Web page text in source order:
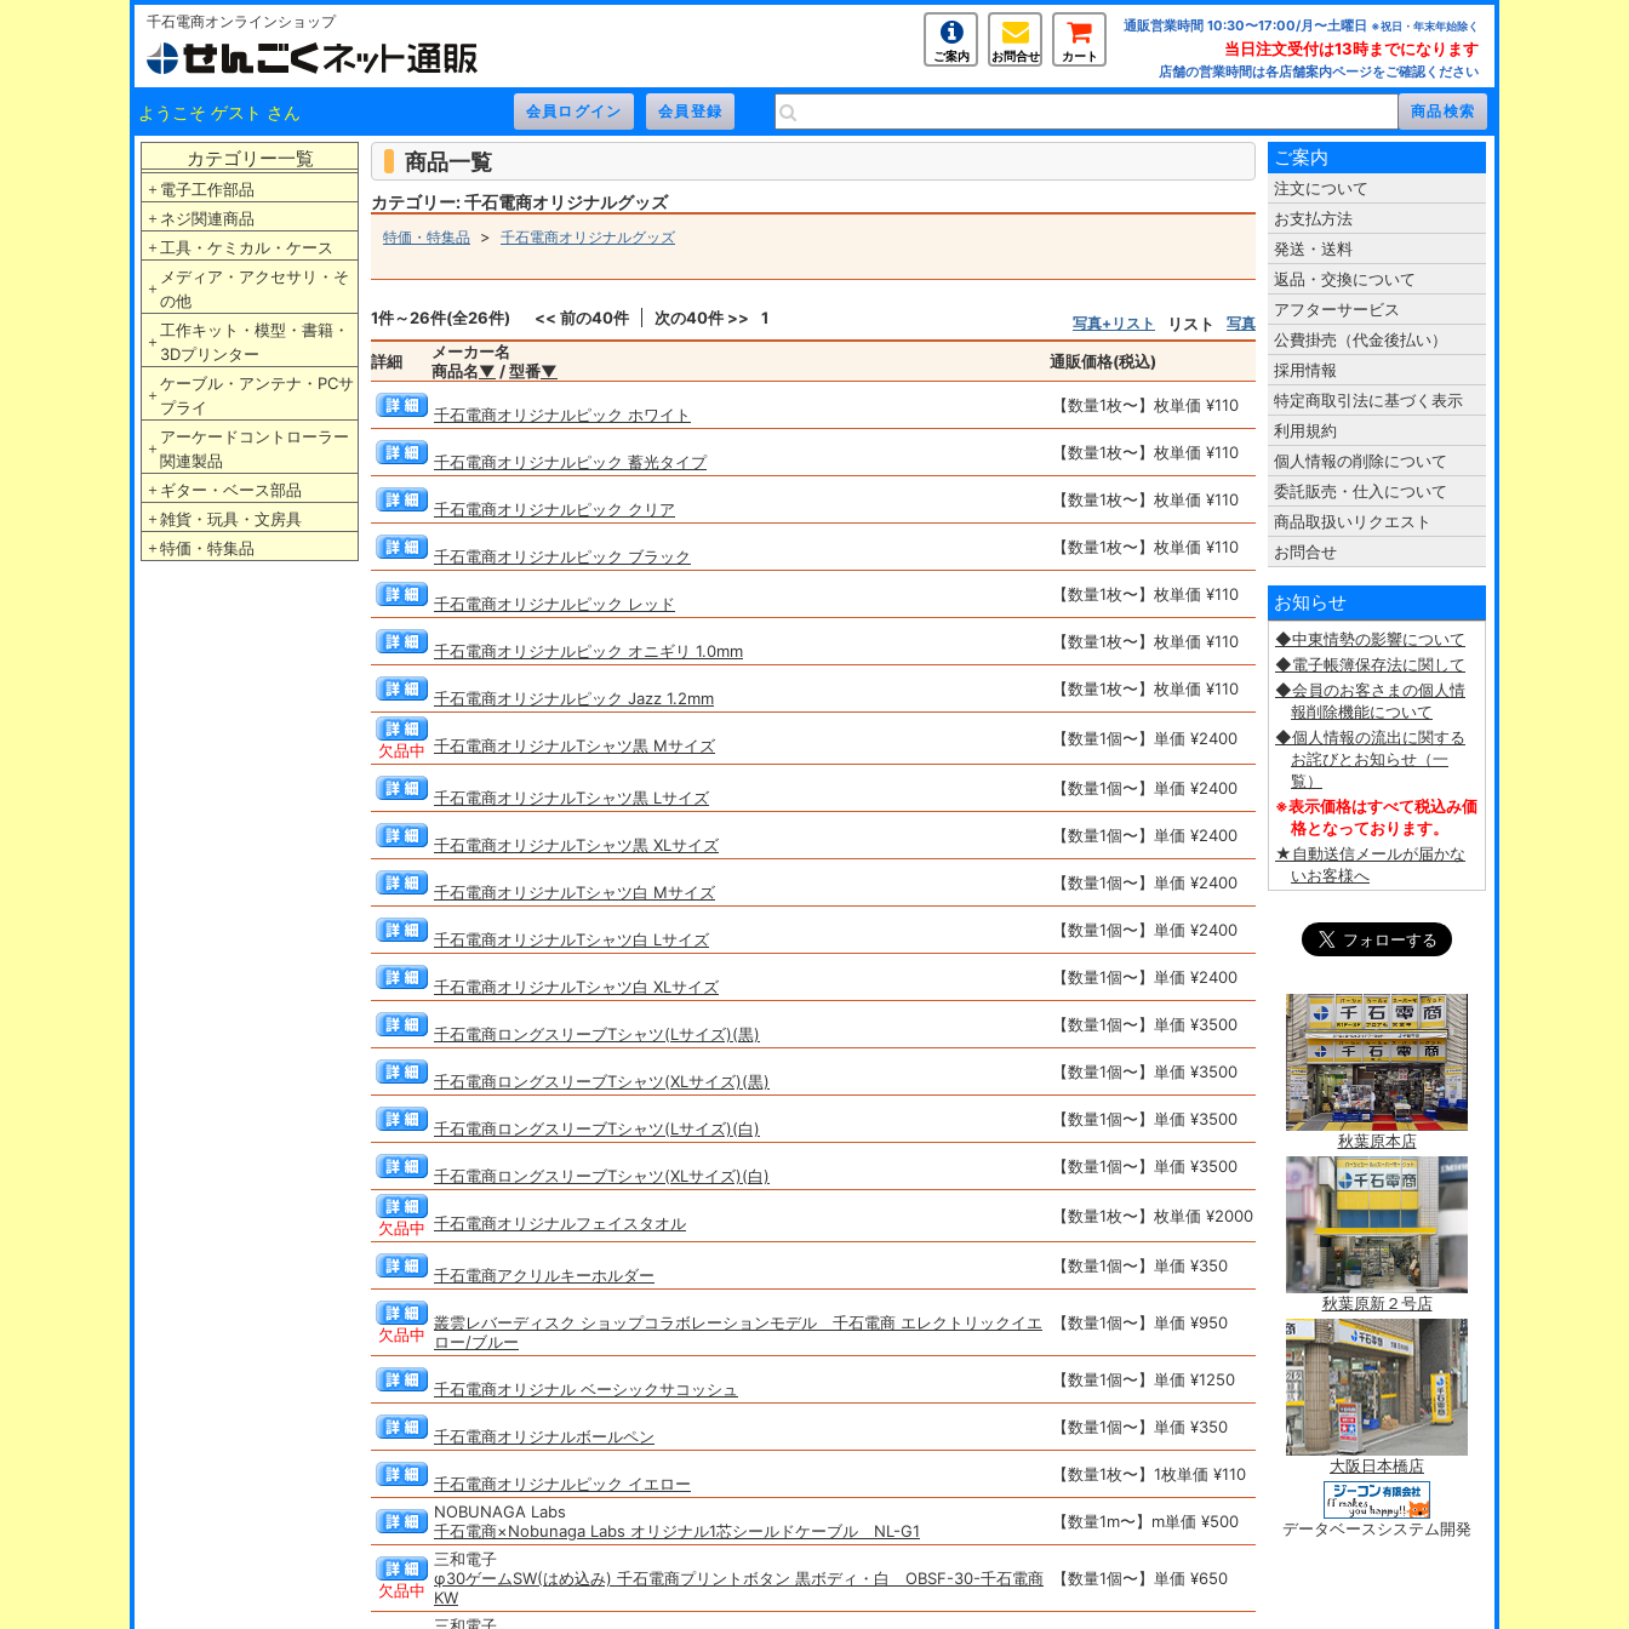
千石電商オンラインショップ
ご案内 お問合せ カート
通販営業時間 10:30〜17:00/月〜土曜日 ※祝日・年末年始除く
当日注文受付は13時までになります
店舗の営業時間は各店舗案内ページをご確認ください
ようこそ ゲスト さん
カテゴリー一覧
＋ 電子工作部品
＋ ネジ関連商品
＋ 工具・ケミカル・ケース
＋
メディア・アクセサリ・そ
の他
＋
工作キット・模型・書籍・
3Dプリンター
＋
ケーブル・アンテナ・PCサ
プライ
＋
アーケードコントローラー
関連製品
＋ ギター・ベース部品
＋ 雑貨・玩具・文房具
＋ 特価・特集品
商品一覧
カテゴリー: 千石電商オリジナルグッズ
特価・特集品 > 千石電商オリジナルグッズ
1件～26件(全26件) << 前の40件 次の40件 >> 1 写真+リスト リスト 写真
詳細
メーカー名
商品名▼ / 型番▼ 通販価格(税込)
千石電商オリジナルピック ホワイト 【数量1枚〜】枚単価 ¥110
千石電商オリジナルピック 蓄光タイプ 【数量1枚〜】枚単価 ¥110
千石電商オリジナルピック クリア 【数量1枚〜】枚単価 ¥110
千石電商オリジナルピック ブラック 【数量1枚〜】枚単価 ¥110
千石電商オリジナルピック レッド 【数量1枚〜】枚単価 ¥110
千石電商オリジナルピック オニギリ 1.0mm 【数量1枚〜】枚単価 ¥110
千石電商オリジナルピック Jazz 1.2mm 【数量1枚〜】枚単価 ¥110
欠品中 千石電商オリジナルTシャツ黒 Mサイズ 【数量1個〜】単価 ¥2400
千石電商オリジナルTシャツ黒 Lサイズ 【数量1個〜】単価 ¥2400
千石電商オリジナルTシャツ黒 XLサイズ 【数量1個〜】単価 ¥2400
千石電商オリジナルTシャツ白 Mサイズ 【数量1個〜】単価 ¥2400
千石電商オリジナルTシャツ白 Lサイズ 【数量1個〜】単価 ¥2400
千石電商オリジナルTシャツ白 XLサイズ 【数量1個〜】単価 ¥2400
千石電商ロングスリーブTシャツ(Lサイズ)(黒) 【数量1個〜】単価 ¥3500
千石電商ロングスリーブTシャツ(XLサイズ)(黒) 【数量1個〜】単価 ¥3500
千石電商ロングスリーブTシャツ(Lサイズ)(白) 【数量1個〜】単価 ¥3500
千石電商ロングスリーブTシャツ(XLサイズ)(白) 【数量1個〜】単価 ¥3500
欠品中 千石電商オリジナルフェイスタオル 【数量1枚〜】枚単価 ¥2000
千石電商アクリルキーホルダー 【数量1個〜】単価 ¥350
欠品中
叢雲レバーディスク ショップコラボレーションモデル 千石電商 エレクトリックイエ
ロー/ブルー
【数量1個〜】単価 ¥950
千石電商オリジナル ベーシックサコッシュ 【数量1個〜】単価 ¥1250
千石電商オリジナルボールペン 【数量1個〜】単価 ¥350
千石電商オリジナルピック イエロー
【数量1枚〜】1枚単価 ¥110
NOBUNAGA Labs
千石電商×Nobunaga Labs オリジナル1芯シールドケーブル NL-G1
【数量1m〜】m単価 ¥500
欠品中
三和電子
φ30ゲームSW(はめ込み) 千石電商プリントボタン 黒ボディ・白 OBSF-30-千石電商
KW
【数量1個〜】単価 ¥650
ご案内
注文について
お支払方法
発送・送料
返品・交換について
アフターサービス
公費掛売（代金後払い）
採用情報
特定商取引法に基づく表示
利用規約
個人情報の削除について
委託販売・仕入について
商品取扱いリクエスト
お問合せ
お知らせ
◆中東情勢の影響について
◆電子帳簿保存法に関して
◆会員のお客さまの個人情
報削除機能について
◆個人情報の流出に関する
お詫びとお知らせ（一
覧）
※表示価格はすべて税込み価
格となっております。
★自動送信メールが届かな
いお客様へ
秋葉原本店
秋葉原新２号店
大阪日本橋店
データベースシステム開発